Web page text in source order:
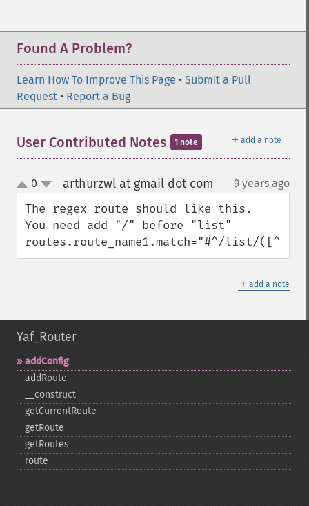
Found A Problem?
Learn How To Improve This Page • Submit a Pull
Request • Report a Bug
＋ add a note
User Contributed Notes 1 note
up
down
0 arthurzwl at gmail dot com 9 years ago
The regex route should like this.
You need add "/" before "list"
routes.route_name1.match="#^/list/([^/
＋ add a note
Yaf_Router
addConfig
addRoute
_​_​construct
getCurrentRoute
getRoute
getRoutes
route